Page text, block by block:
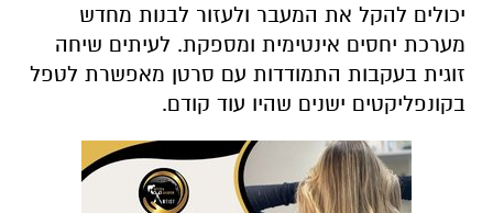
יכולים להקל את המעבר ולעזור לבנות מחדש
מערכת יחסים אינטימית ומספקת. לעיתים שיחה
זוגית בעקבות התמודדות עם סרטן מאפשרת לטפל
בקונפליקטים ישנים שהיו עוד קודם.